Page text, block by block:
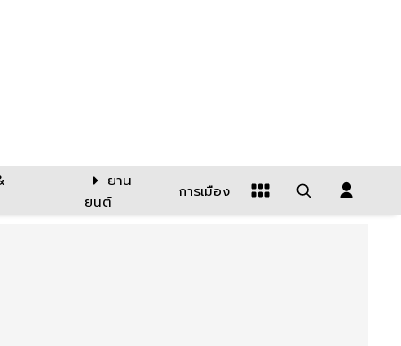
ยาน
ยนต์
การเมือง